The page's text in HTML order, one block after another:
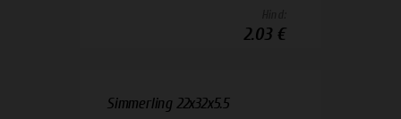
2.03 €
Simmerling 22x32x5.5